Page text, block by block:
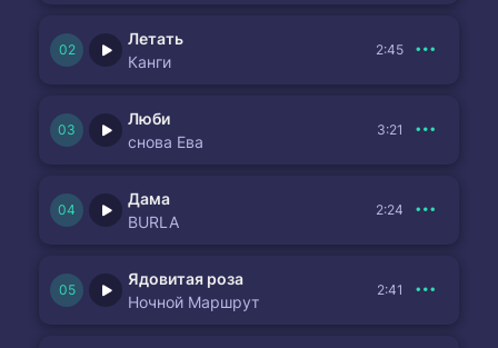
Летать
Канги
2:45
Люби
снова Ева
3:21
Дама
BURLA
2:24
Ядовитая роза
Ночной Маршрут
2:41